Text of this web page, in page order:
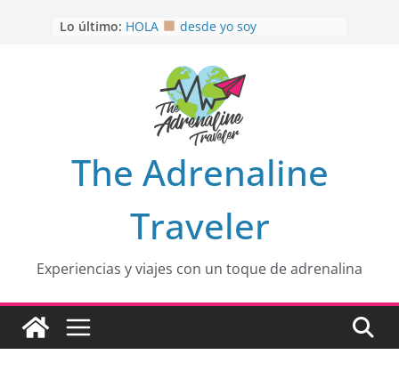
Lo último: HOLA
desde yo soy
EL SENDERO DEL CACAO: Excelente
opción
HOSPEDAJE AL NATURALSHH !!
OTRA PERSPECTIVA de RÍO EL
MULITO!
The Adrenaline
Traveler
Experiencias y viajes con un toque de adrenalina